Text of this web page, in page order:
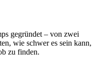
gegründet – von zwei
wie schwer es sein kann,
zu finden.